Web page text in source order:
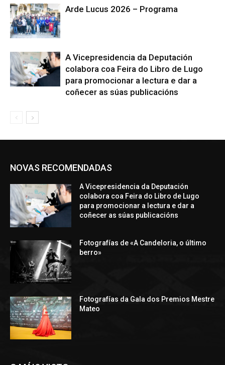
Arde Lucus 2026 – Programa
A Vicepresidencia da Deputación
colabora coa Feira do Libro de Lugo
para promocionar a lectura e dar a
coñecer as súas publicacións
NOVAS RECOMENDADAS
A Vicepresidencia da Deputación
colabora coa Feira do Libro de Lugo
para promocionar a lectura e dar a
coñecer as súas publicacións
Fotografías de «A Candeloria, o último
berro»
Fotografías da Gala dos Premios Mestre
Mateo